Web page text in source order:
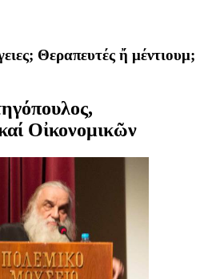
Θεραπευτές ἤ μέντιουμ;
,
Οἰκονομικῶν